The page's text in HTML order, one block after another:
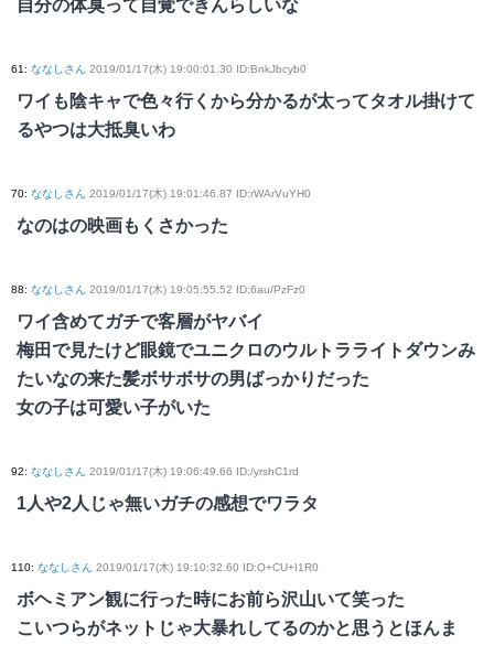
自分の体臭って自覚できんらしいな
61: ななしさん 2019/01/17(木) 19:00:01.30 ID:BnkJbcyb0
ワイも陰キャで色々行くから分かるが太ってタオル掛けて
るやつは大抵臭いわ
70: ななしさん 2019/01/17(木) 19:01:46.87 ID:rWArVuYH0
なのはの映画もくさかった
88: ななしさん 2019/01/17(木) 19:05:55.52 ID:6au/PzFz0
ワイ含めてガチで客層がヤバイ
梅田で見たけど眼鏡でユニクロのウルトラライトダウンみ
たいなの来た髪ボサボサの男ばっかりだった
女の子は可愛い子がいた
92: ななしさん 2019/01/17(木) 19:06:49.66 ID:/yrshC1rd
1人や2人じゃ無いガチの感想でワラタ
110: ななしさん 2019/01/17(木) 19:10:32.60 ID:O+CU+I1R0
ボヘミアン観に行った時にお前ら沢山いて笑った
こいつらがネットじゃ大暴れしてるのかと思うとほんま